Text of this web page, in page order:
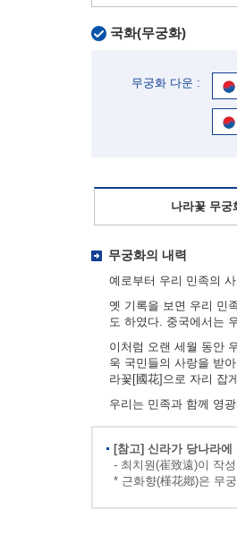
국화(무궁화)
무궁화 다운 :
나라꽃 무궁
무궁화의 내력
예로부터 우리 민족의
옛 기록을 보면 우리 민
도 하였다. 중국에서는
이처럼 오랜 세월 동안
욱 국민들의 사랑을 받
라꽃[國花]으로 자리 잡
우리는 민족과 함께 영
[참고] 신라가 당나라에
- 최치원(崔致遠)이 작
* 근화향(槿花鄕)은 무